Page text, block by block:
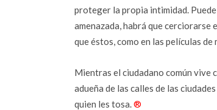
proteger la propia intimidad.
amenazada, habrá que cerciorarse
que éstos, como en las películas
Mientras el ciudadano común vive
adueña de las calles de las
quien les tosa.®